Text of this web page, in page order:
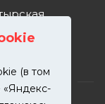
(в том
«Яндекс-